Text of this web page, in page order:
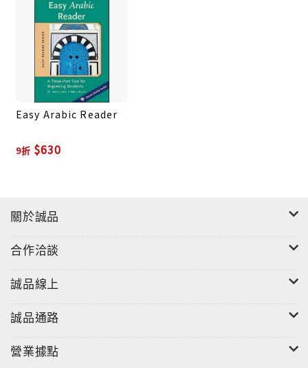
Easy Arabic Reader
9折 $630
關於誠品
合作洽談
誠品線上
誠品通路
營業據點